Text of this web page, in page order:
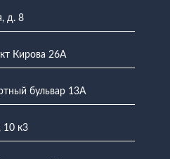
д. 8
Кирова 26А
бульвар 13А
10 к3